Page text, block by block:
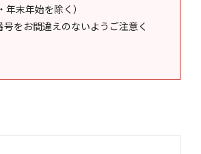
末年始を除く）
をお間違えのないようご注意く